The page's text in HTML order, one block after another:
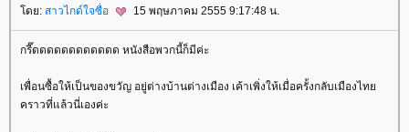
ดย: สาวไกด์ใจซื่อ 15 พฤษภาคม 2555 9:17:48 น.
กรี๊ดดดดดดดดดดดด หนังสือพวกนี้ก็มีค่ะ
เพื่อนซื้อให้เป็นของขวัญ อยู่ต่างบ้านต่างเมือง เค้าเพิ่งให้เมื่อครั้งกลับเมืองไท
คราวที่แล้วนี่เองค่ะ